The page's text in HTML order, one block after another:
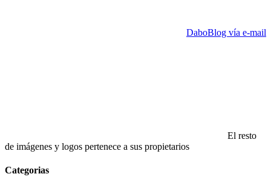
DaboBlog vía e-mail
El resto
de imágenes y logos pertenece a sus propietarios
Categorias